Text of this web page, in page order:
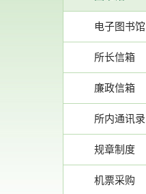
电子图书馆
所长信箱
廉政信箱
所内通讯录
规章制度
机票采购